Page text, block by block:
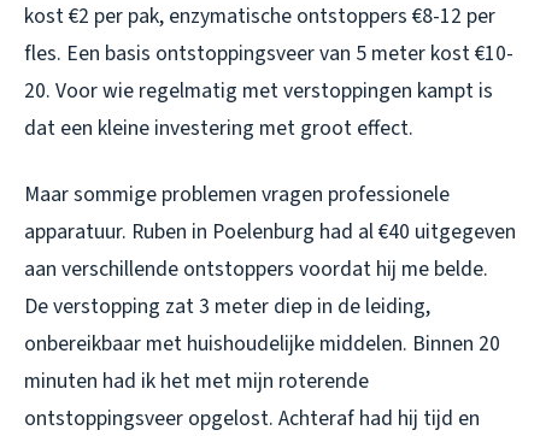
kost €2 per pak, enzymatische ontstoppers €8-12 per
fles. Een basis ontstoppingsveer van 5 meter kost €10-
20. Voor wie regelmatig met verstoppingen kampt is
dat een kleine investering met groot effect.
Maar sommige problemen vragen professionele
apparatuur. Ruben in Poelenburg had al €40 uitgegeven
aan verschillende ontstoppers voordat hij me belde.
De verstopping zat 3 meter diep in de leiding,
onbereikbaar met huishoudelijke middelen. Binnen 20
minuten had ik het met mijn roterende
ontstoppingsveer opgelost. Achteraf had hij tijd en